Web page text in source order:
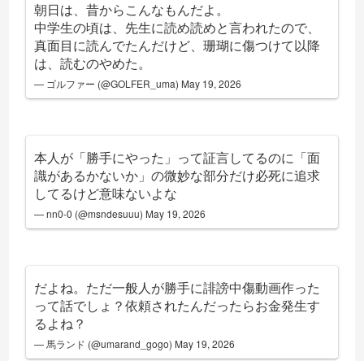
朝日は、昔からこんなもんだよ。
中学生の頃は、先生に読め読めと言われたので、
真面目に読んでたんだけど、珊瑚に傷つけて以降
は、読むのやめた。
— ゴルファー (@GOLFER_uma) May 19, 2026
本人が「勝手にやった」って証言してるのに「面
識があるかないか」の微妙な部分だけ必死に追求
してるけど意味ないよな
— nn0-0 (@msndesuuu) May 19, 2026
だよね。ただ一般人が勝手に誹謗中傷動画作った
って話でしょ？依頼されたんだったらお金発生す
るよね？
— 馬ランド (@umarand_gogo) May 19, 2026